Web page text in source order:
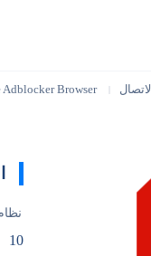
الاتصال Adblocker Browser
10